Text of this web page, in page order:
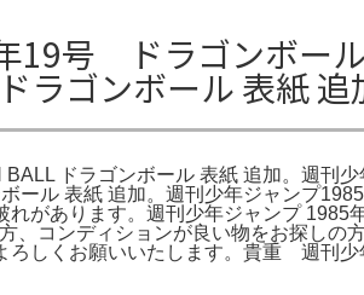
19号 ドラゴンボー
ラゴンボール 表紙
ドラゴンボール 表紙 追加。週刊
ール 表紙 追加。週刊少年ジャンプ
があります。週刊少年ジャンプ
、コンディションが良い物をお探し
ろしくお願いいたします。貴重 週刊